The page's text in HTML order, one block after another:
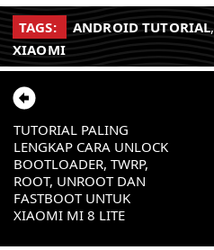
TAGS: ANDROID TUTORIAL,
XIAOMI
TUTORIAL PALING
LENGKAP CARA UNLOCK
BOOTLOADER, TWRP,
ROOT, UNROOT DAN
FASTBOOT UNTUK
XIAOMI MI 8 LITE